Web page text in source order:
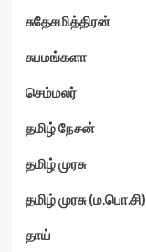
சுதேசமித்திரன்
சுபமங்களா
செம்மலர்
தமிழ் நேசன்
தமிழ் முரசு
தமிழ் முரசு (ம.பொ.சி)
தாய்